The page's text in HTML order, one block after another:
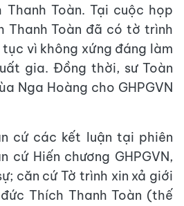
Toàn. Tại cuộc họp
Thanh Toàn đã có tờ trình
vì không xứng đáng làm
gia. Đồng thời, sư Toàn
Nga Hoàng cho GHPGVN
cứ các kết luận tại phiên
cứ Hiến chương GHPGVN,
căn cứ Tờ trình xin xả giới
Thích Thanh Toàn (thế